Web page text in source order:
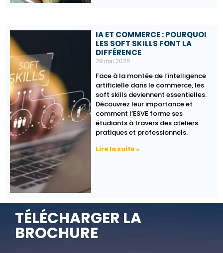
IA ET COMMERCE : POURQUOI
LES SOFT SKILLS FONT LA
DIFFÉRENCE
29 mai 2026
Face à la montée de l’intelligence
artificielle dans le commerce, les
soft skills deviennent essentielles.
Découvrez leur importance et
comment l’ESVE forme ses
étudiants à travers des ateliers
pratiques et professionnels.
Lire la suite »
TÉLÉCHARGER LA
BROCHURE